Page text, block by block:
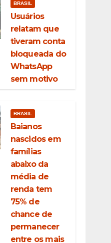
BRASIL
Usuários
relatam que
tiveram conta
bloqueada do
WhatsApp
sem motivo
BRASIL
Baianos
nascidos em
famílias
abaixo da
média de
renda tem
75% de
chance de
permanecer
entre os mais